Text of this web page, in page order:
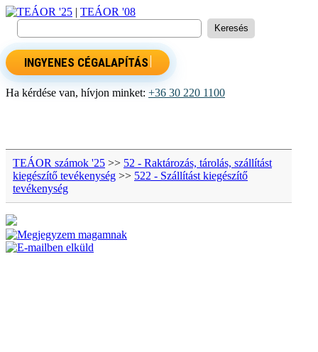
TEÁOR '25 | TEÁOR '08
INGYENES CÉGALAPÍTÁS
Ha kérdése van, hívjon minket: +36 30 220 1100
TEÁOR számok '25 >> 52 - Raktározás, tárolás, szállítást
kiegészítő tevékenység >> 522 - Szállítást kiegészítő
tevékenység